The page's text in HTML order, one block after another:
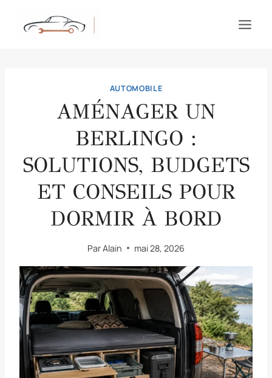
AUTOMOBILE
AMÉNAGER UN
BERLINGO :
SOLUTIONS, BUDGETS
ET CONSEILS POUR
DORMIR À BORD
ParAlain mai 28, 2026